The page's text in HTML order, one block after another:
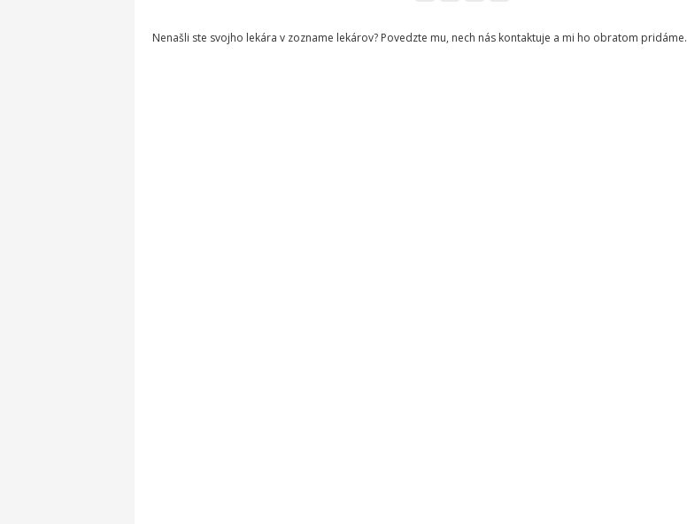
Nenašli ste svojho lekára v zozname lekárov? Povedzte mu, nech nás kontaktuje a mi ho obratom pridáme.